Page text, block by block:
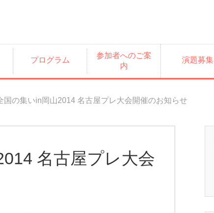
プログラム
参加者へのご案
内
演題募集
国の集いin岡山2014 名古屋プレ大会開催のお知らせ
名古屋プレ大会